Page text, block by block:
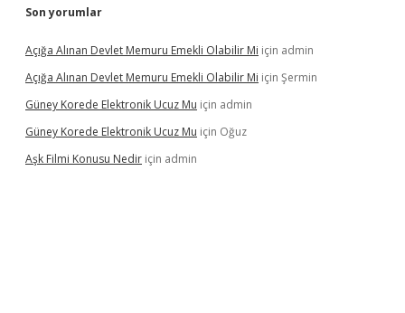
Son yorumlar
Açığa Alınan Devlet Memuru Emekli Olabilir Mi için admin
Açığa Alınan Devlet Memuru Emekli Olabilir Mi için Şermin
Güney Korede Elektronik Ucuz Mu için admin
Güney Korede Elektronik Ucuz Mu için Oğuz
Aşk Filmi Konusu Nedir için admin